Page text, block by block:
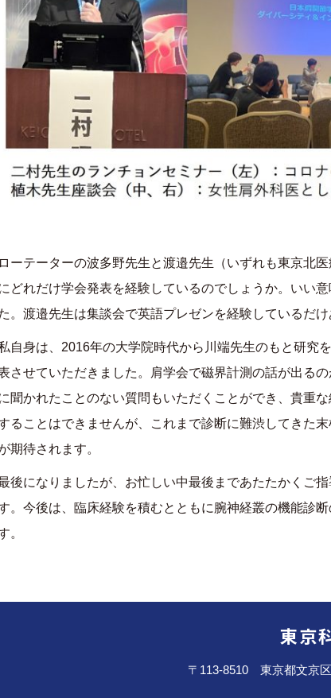
ローテーターの波多野先生と渡邉先生（いずれも東京北
どれだけ学会発表を経験しているのでしょうか。いい
。渡邉先生は集談会で英語プレゼンを経験しているだけ
自身は、 2016年の大学院時代から川端先生のもと研究
させていただきました。肩学会で磁界計測の話が出る
聞かれたことのない質問もいただくことができ、貴重
ることはできませんが、これまで診断に難渋してきた
期待されます。
後になりましたが、お忙しい中最後まであたたかくご
。今後は、臨床経験を積むとともに腕神経叢の機能診
。
東京
〒113-8510 東京都文京